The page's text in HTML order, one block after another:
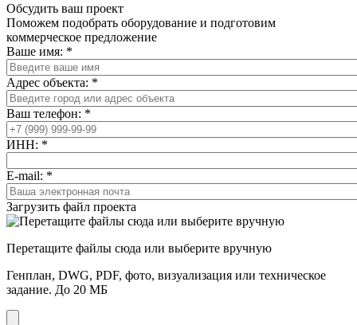
Обсудить ваш проект
Поможем подобрать оборудование и подготовим
коммерческое предложение
Ваше имя: *
Адрес объекта: *
Ваш телефон: *
ИНН: *
E-mail: *
Загрузить файл проекта
Перетащите файлы сюда или выберите вручную
Генплан, DWG, PDF, фото, визуализация или техническое
задание. До 20 МБ